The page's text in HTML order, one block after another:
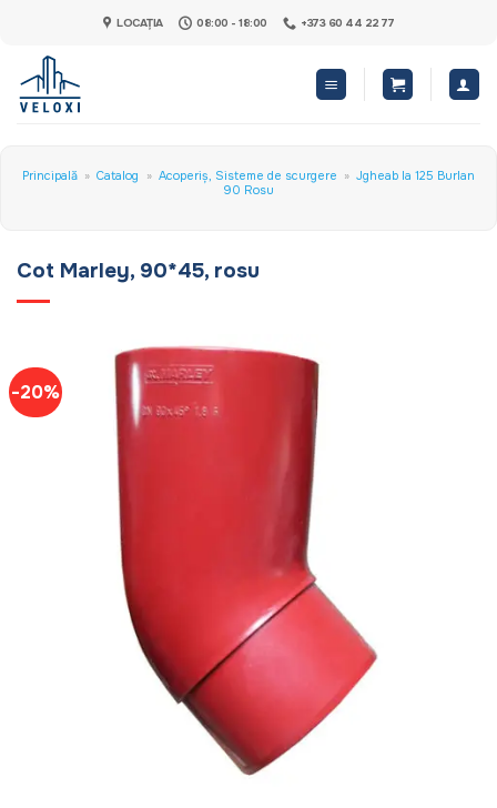
content
LOCAȚIA 08:00 - 18:00 +373 60 44 22 77
Principală » Catalog » Acoperiș, Sisteme de scurgere » Jgheab la 125 Burlan
90 Rosu
Cot Marley, 90*45, rosu
-20%